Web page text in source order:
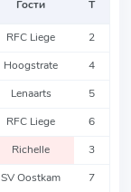
Гости Т
RFC Liege 2
Hoogstrate 4
Lenaarts 5
RFC Liege 6
Richelle 3
SV Oostkam 7